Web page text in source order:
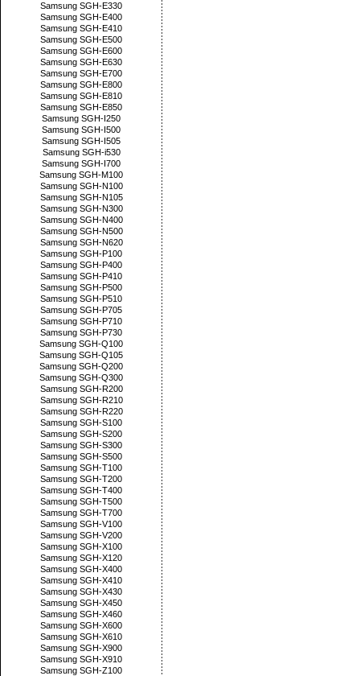
Samsung SGH-E330
Samsung SGH-E400
Samsung SGH-E410
Samsung SGH-E500
Samsung SGH-E600
Samsung SGH-E630
Samsung SGH-E700
Samsung SGH-E800
Samsung SGH-E810
Samsung SGH-E850
Samsung SGH-I250
Samsung SGH-I500
Samsung SGH-I505
Samsung SGH-i530
Samsung SGH-I700
Samsung SGH-M100
Samsung SGH-N100
Samsung SGH-N105
Samsung SGH-N300
Samsung SGH-N400
Samsung SGH-N500
Samsung SGH-N620
Samsung SGH-P100
Samsung SGH-P400
Samsung SGH-P410
Samsung SGH-P500
Samsung SGH-P510
Samsung SGH-P705
Samsung SGH-P710
Samsung SGH-P730
Samsung SGH-Q100
Samsung SGH-Q105
Samsung SGH-Q200
Samsung SGH-Q300
Samsung SGH-R200
Samsung SGH-R210
Samsung SGH-R220
Samsung SGH-S100
Samsung SGH-S200
Samsung SGH-S300
Samsung SGH-S500
Samsung SGH-T100
Samsung SGH-T200
Samsung SGH-T400
Samsung SGH-T500
Samsung SGH-T700
Samsung SGH-V100
Samsung SGH-V200
Samsung SGH-X100
Samsung SGH-X120
Samsung SGH-X400
Samsung SGH-X410
Samsung SGH-X430
Samsung SGH-X450
Samsung SGH-X460
Samsung SGH-X600
Samsung SGH-X610
Samsung SGH-X900
Samsung SGH-X910
Samsung SGH-Z100